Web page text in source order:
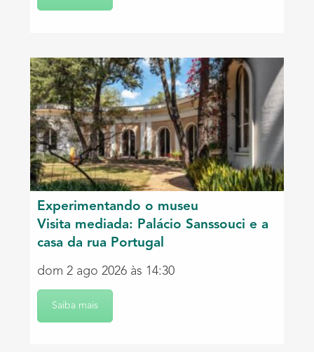
Experimentando o museu
Visita mediada: Palácio Sanssouci e a
casa da rua Portugal
dom 2 ago 2026 às 14:30
Saiba mais